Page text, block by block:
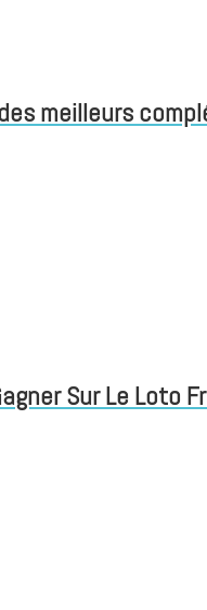
meilleurs
Sur Le Loto